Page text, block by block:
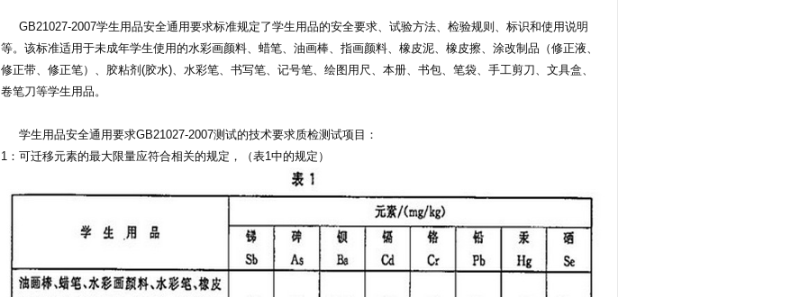
GB21027-2007学生用品安全通用要求标准规定了学生用品的安全要求、试验方法、检验规则、标识和使用说明
等。该标准适用于未成年学生使用的水彩画颜料、蜡笔、油画棒、指画颜料、橡皮泥、橡皮擦、涂改制品（修正液、
修正带、修正笔）、胶粘剂(胶水)、水彩笔、书写笔、记号笔、绘图用尺、本册、书包、笔袋、手工剪刀、文具盒、
卷笔刀等学生用品。
学生用品安全通用要求GB21027-2007测试的技术要求质检测试项目：
1：可迁移元素的最大限量应符合相关的规定，（表1中的规定）